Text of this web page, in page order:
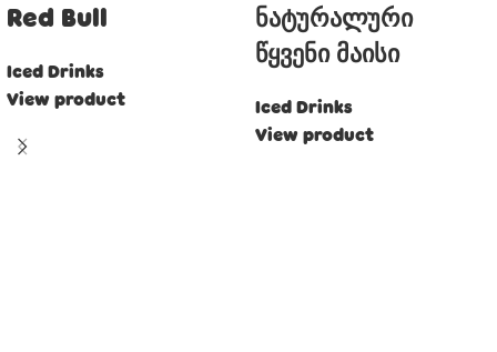
Red Bull
Iced Drinks
View product
ნატურალური
წყვენი მაისი
Iced Drinks
View product